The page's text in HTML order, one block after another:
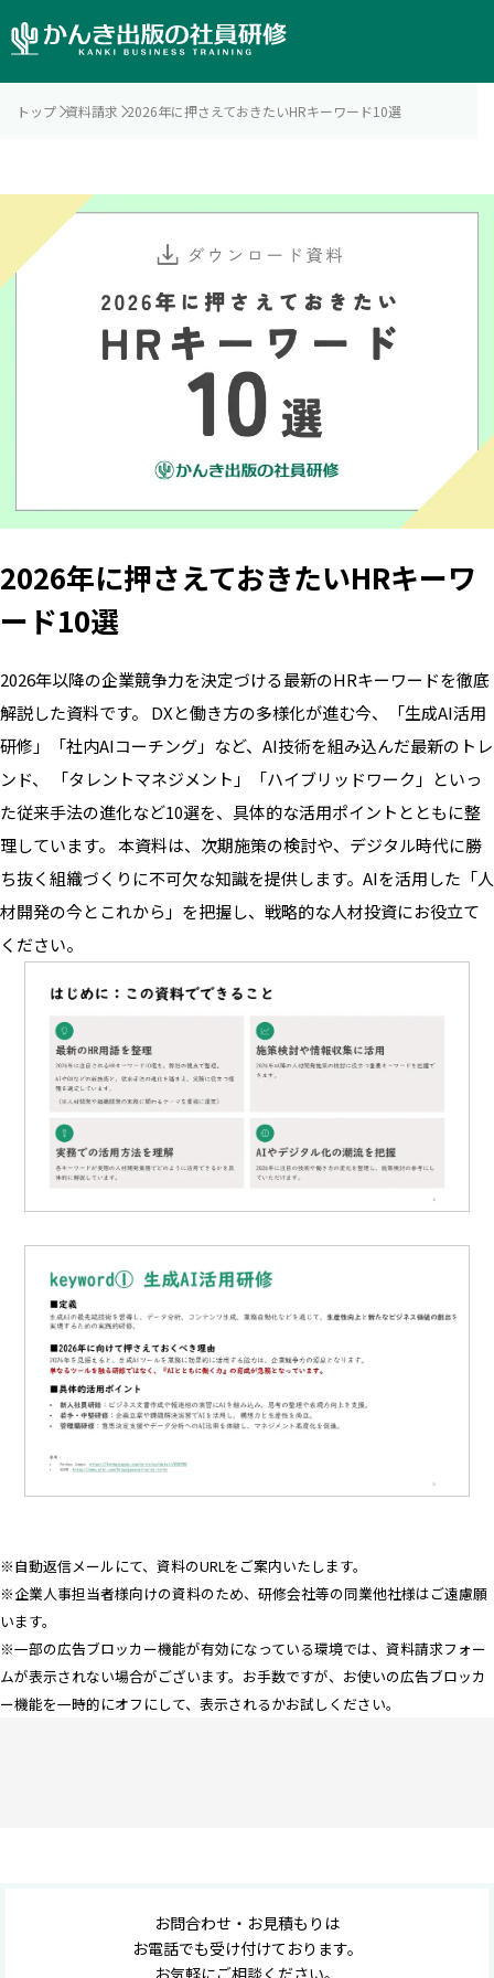
トップ 資料請求 2026年に押さえておきたいHRキーワード10選
2026年に押さえておきたいHRキーワ
ード10選
2026年以降の企業競争力を決定づける最新のHRキーワードを徹底
解説した資料です。 DXと働き方の多様化が進む今、「生成AI活用
研修」「社内AIコーチング」など、AI技術を組み込んだ最新のトレ
ンド、 「タレントマネジメント」「ハイブリッドワーク」といっ
た従来手法の進化など10選を、具体的な活用ポイントとともに整
理しています。 本資料は、次期施策の検討や、デジタル時代に勝
ち抜く組織づくりに不可欠な知識を提供します。AIを活用した「人
材開発の今とこれから」を把握し、戦略的な人材投資にお役立て
ください。
※自動返信メールにて、資料のURLをご案内いたします。
※企業人事担当者様向けの資料のため、研修会社等の同業他社様はご遠慮願
います。
※一部の広告ブロッカー機能が有効になっている環境では、資料請求フォー
ムが表示されない場合がございます。お手数ですが、お使いの広告ブロッカ
ー機能を一時的にオフにして、表示されるかお試しください。
お問合わせ・お見積もりは
お電話でも受け付けております。
お気軽にご相談ください。